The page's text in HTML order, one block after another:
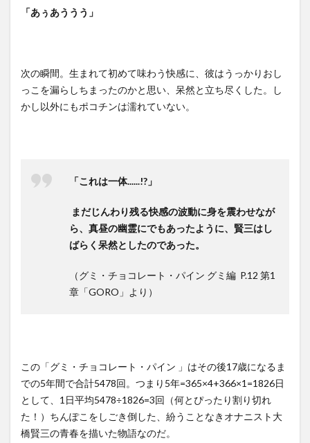
「あぅあううう」
次の瞬間。生まれて初めて味わう快感に、彼はうっかりおし
っこを漏らしちまったのかと思い、呆然と立ち尽くした。し
かし以外にもポコチンは濡れていない。
「これは一体......!?」
まだじんわり残る快感の波動に身を震わせなが
ら、真昼の幽霊にでもあったように、賢三はし
ばらく呆然としたのであった。
（グミ・チョコレート・パイン グミ編 P.12 第1
章「GORO」より）
この「グミ・チョコレート・パイン 」はその後17歳になるま
での5年間で合計5478回。つまり5年=365×4+366×1=1826日
として、1日平均5478÷1826=3回（何とぴったり割り切れ
た！）ちんぽこをしごき倒した、紛うことなきオナニスト大
橋賢三の青春を描いた物語なのだ。